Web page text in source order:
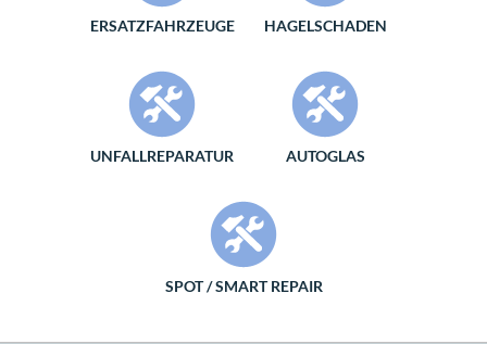
ERSATZFAHRZEUGE HAGELSCHADEN
UNFALLREPARATUR AUTOGLAS
SPOT / SMART REPAIR